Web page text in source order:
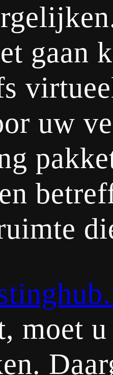
gaan
uw
u